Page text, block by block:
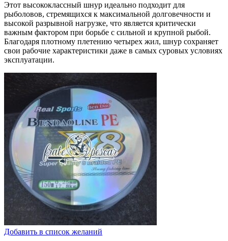
Этот высококлассный шнур идеально подходит для
рыболовов, стремящихся к максимальной долговечности и
высокой разрывной нагрузке, что является критически
важным фактором при борьбе с сильной и крупной рыбой.
Благодаря плотному плетению четырех жил, шнур сохраняет
свои рабочие характеристики даже в самых суровых условиях
эксплуатации.
Добавить в список желаний